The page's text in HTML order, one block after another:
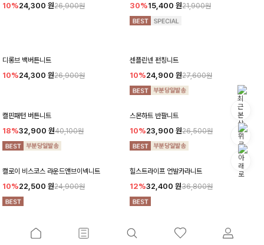
10%24,300 원26,900원 30%15,400 원21,900원
디롱브 백버튼니트
10%24,300 원26,900원
센플린넨 펀칭니트
10%24,900 원27,600원
캘핀패턴 버튼니트
18%32,900 원40,100원
스몬하트 반팔니트
10%23,900 원26,500원
캘로이 비스코스 라운드앤브이넥니트
10%22,500 원24,900원
힐스트라이프 언발카라니트
12%32,400 원36,800원
초밋롤링 썸머가디건 롬디스트라이프 브이넥니트